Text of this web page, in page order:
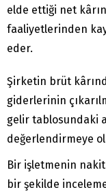
elde ettiği net
faaliyetlerinden
eder.
Şirketin brüt
giderlerinin
gelir tablosundaki
değerlendirmeye
Bir işletmenin nakit
bir şekilde